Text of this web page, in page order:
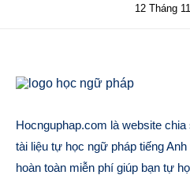
12 Tháng
Hocnguphap.com là website
tài liệu tự học ngữ pháp tiếng
hoàn toàn miễn phí giúp bạn tự